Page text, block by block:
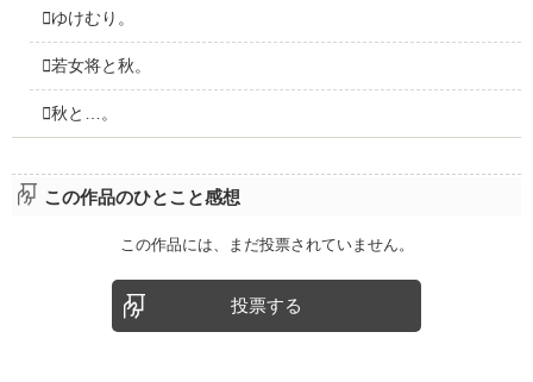
ゆけむり。
若女将と秋。
秋と…。
この作品のひとこと感想
この作品には、まだ投票されていません。
投票する